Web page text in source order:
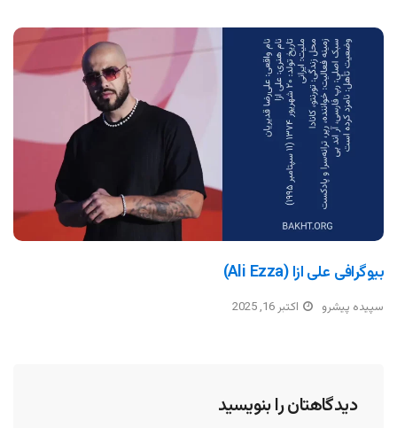
بیوگرافی علی ازا (Ali Ezza)
سپیده پیشرو اکتبر 16, 2025
دیدگاهتان را بنویسید